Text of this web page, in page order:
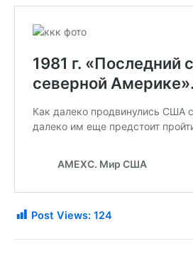
Post Views: 124